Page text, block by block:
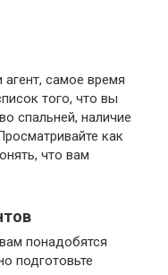
самое время
того, что вы
спальней, наличие
как
что вам
понадобятся
подготовьте